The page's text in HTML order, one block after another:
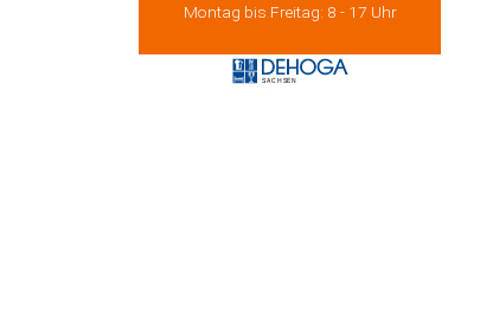
Montag bis Freitag: 8 - 17 Uhr